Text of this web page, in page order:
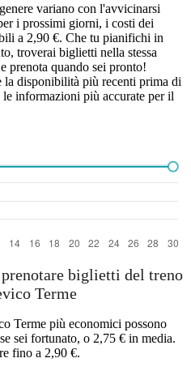
variano con l'avvicinarsi
i prossimi giorni, i costi dei
a 2,90 €. Che tu pianifichi in
troverai biglietti nella stessa
prenota quando sei pronto!
disponibilità più recenti prima di
informazioni più accurate per il
biglietti del treno
Terme
Terme più economici possono
sei fortunato, o 2,75 € in media.
fino a 2,90 €.